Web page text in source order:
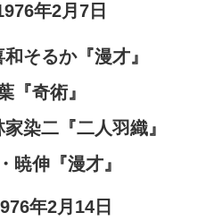
年2月7日
そるか『漫才』
『奇術』
染二『二人羽織』
暁伸『漫才』
年2月14日